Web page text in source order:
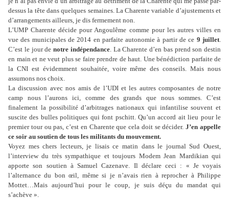
dessus la tête dans quelques semaines. La Charente variable d’ajustements et
d’arrangements ailleurs, je dis fermement non.
L’UMP Charente décide pour Angoulême comme pour les autres villes en
vue des municipales de 2014 en parfaite autonomie à partir de ce 9 juillet.
C’est le jour de notre indépendance. La Charente d’en bas prend son destin
en main et ne veut plus se faire prendre de haut. Une bénédiction parfaite de
la CNI est évidemment souhaitée, voire même des conseils. Mais nous
assumons nos choix.
La discussion avec nos amis de l’UDI et les autres composantes de notre
camp nous l’aurons ici, comme des grands que nous sommes. C’est
finalement la possibilité d’arbitrages nationaux qui infantilise souvent et
suscite des bulles politiques qui font pschitt. Qu’un accord ait lieu pour le
premier tour ou pas, c’est en Charente que cela doit se décider.J’en appelle
ce soir au soutien de tous les militants du mouvement.
Voyez mes chers lecteurs, je lisais ce matin dans le journal Sud Ouest,
l’interview du très sympathique et toujours Modem Jean Mardikian qui
apporte son soutien à Samuel Cazenave. Il déclare ceci : « Je voyais
l’alternance du bon œil, même si je n’avais rien à reprocher à Philippe
Mottet…Mais aujourd’hui pour le coup, je suis déçu du mandat qui
s’achève ».